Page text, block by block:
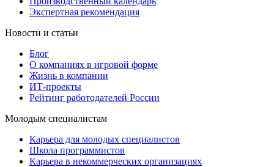
Экспертная рекомендация
Новости и статьи
Блог
О компаниях в игровой форме
Жизнь в компании
ИТ-проекты
Рейтинг работодателей России
Молодым специалистам
Карьера для молодых специалистов
Школа программистов
Карьера в некоммерческих организациях